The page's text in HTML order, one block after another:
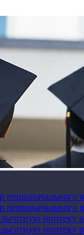
ипотеку
ипотеку